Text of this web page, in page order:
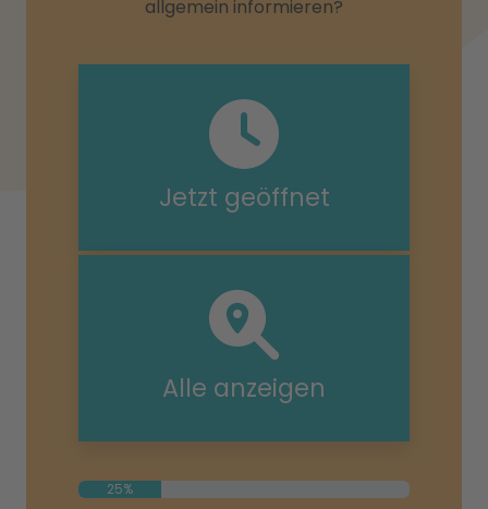
allgemein informieren?
Jetzt geöffnet
Alle anzeigen
25%